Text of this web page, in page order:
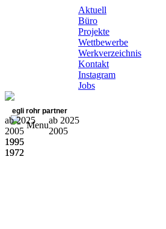
Aktuell
Büro
Projekte
Wettbewerbe
Werkverzeichnis
Kontakt
Instagram
Jobs
egli rohr partner
Menu
ab 2025
2005
1995
1972
ab 2025
2005
1995
1972